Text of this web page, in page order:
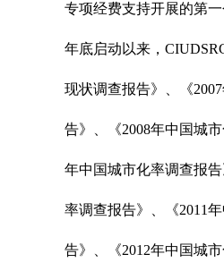
专项经费支持开展的第
年底启动以来，
现状调查报告》、《
告》、《2008年中国城
年中国城市化率调查报
率调查报告》、《2011
告》、《2012年中国城